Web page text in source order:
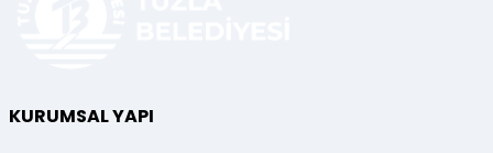
KURUMSAL YAPI